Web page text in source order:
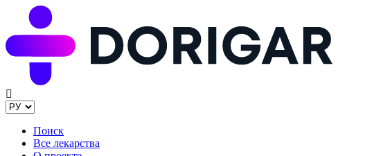
Поиск
Все лекарства